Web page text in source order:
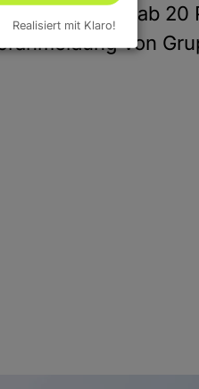
Gruppen (ab 20
von
Realisiert mit Klaro!